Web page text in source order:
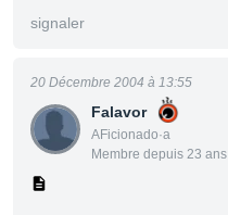
signaler
Falavor
AFicionado·a
Membre depuis 23 ans
20 Décembre 2004 à 13:55